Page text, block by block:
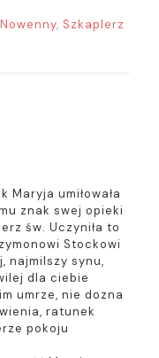
Nowenny, Szkaplerz
Maryja umiłowała
znak swej opieki
św. Uczyniła to
Stockowi
najmilszy synu,
dla ciebie
umrze, nie dozna
ratunek
pokoju